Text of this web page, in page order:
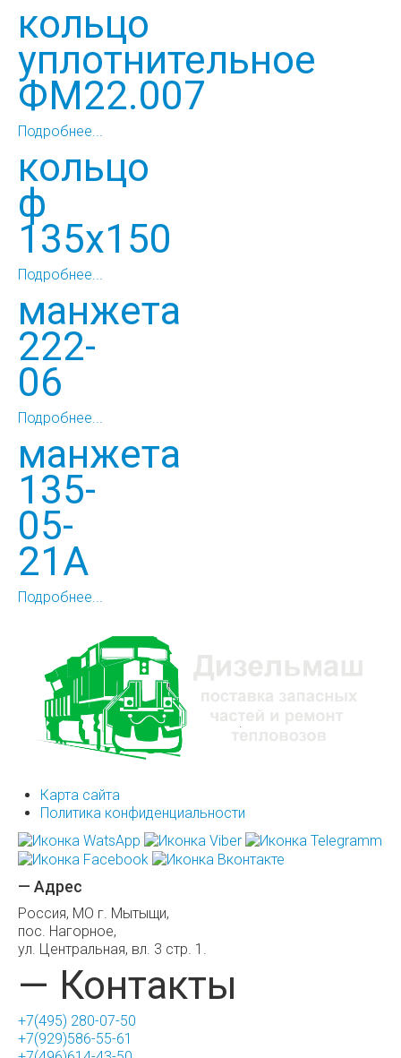
кольцо
уплотнительное
ФМ22.007
Подробнее...
кольцо
ф
135х150
Подробнее...
манжета
222-
06
Подробнее...
манжета
135-
05-
21А
Подробнее...
Карта сайта
Политика конфиденциальности
— Адрес
Россия, МО г. Мытыщи,
пос. Нагорное,
ул. Центральная, вл. 3 стр. 1.
— Контакты
+7(495) 280-07-50
+7(929)586-55-61